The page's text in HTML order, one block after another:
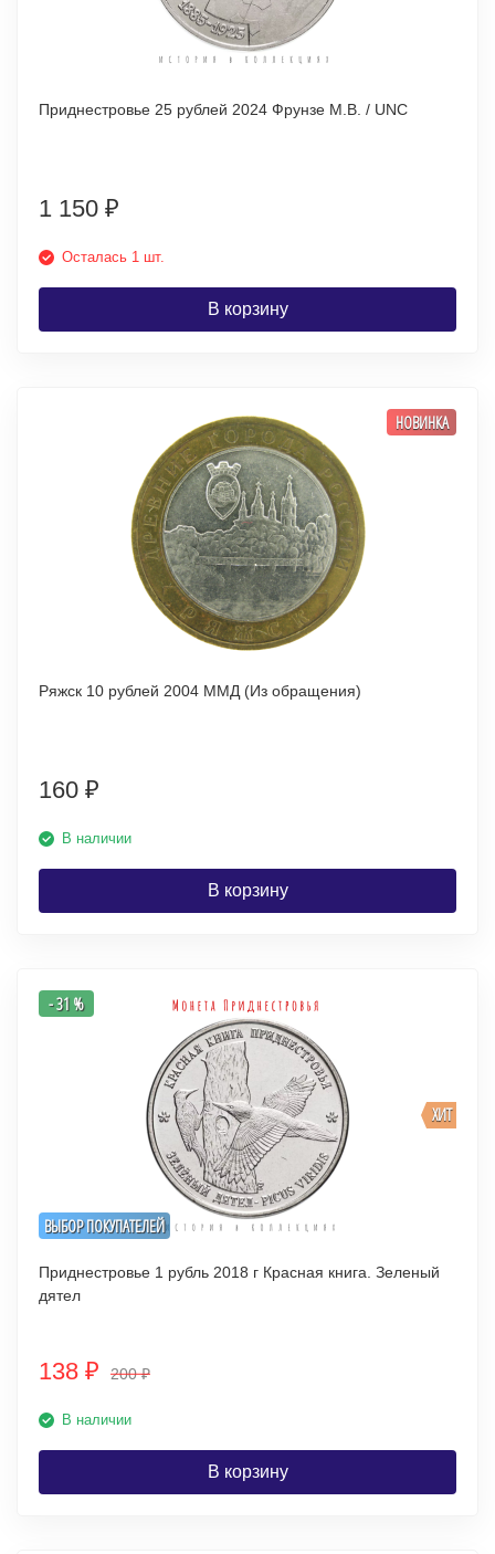
Приднестровье 25 рублей 2024 Фрунзе М.В. / UNC
1 150 ₽
Осталась 1 шт.
В корзину
НОВИНКА
Ряжск 10 рублей 2004 ММД (Из обращения)
160 ₽
В наличии
В корзину
ВЫБОР ПОКУПАТЕЛЕЙ
ХИТ
- 31 %
Приднестровье 1 рубль 2018 г Красная книга. Зеленый
дятел
138 ₽ 200₽
В наличии
В корзину